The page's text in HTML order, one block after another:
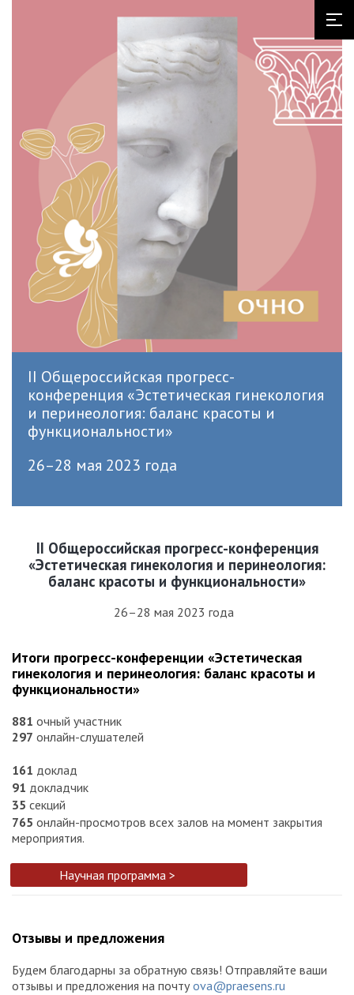
II Общероссийская прогресс-
конференция «Эстетическая гинекология
и перинеология: баланс красоты и
функциональности»
26–28 мая 2023 года
II Общероссийская прогресс-конференция
«Эстетическая гинекология и перинеология:
баланс красоты и функциональности»
26–28 мая 2023 года
Итоги прогресс-конференции «Эстетическая
гинекология и перинеология: баланс красоты и
функциональности»
881 очный участник
297 онлайн-слушателей
161 доклад
91 докладчик
35 секций
765 онлайн-просмотров всех залов на момент закрытия
мероприятия.
Научная программа >
Отзывы и предложения
Будем благодарны за обратную связь! Отправляйте ваши
отзывы и предложения на почтуova@praesens.ru